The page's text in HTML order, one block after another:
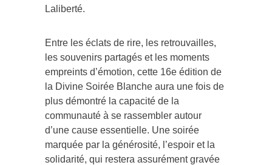
Laliberté.
Entre les éclats de rire, les retrouvailles,
les souvenirs partagés et les moments
empreints d’émotion, cette 16e édition de
la Divine Soirée Blanche aura une fois de
plus démontré la capacité de la
communauté à se rassembler autour
d’une cause essentielle. Une soirée
marquée par la générosité, l’espoir et la
solidarité, qui restera assurément gravée